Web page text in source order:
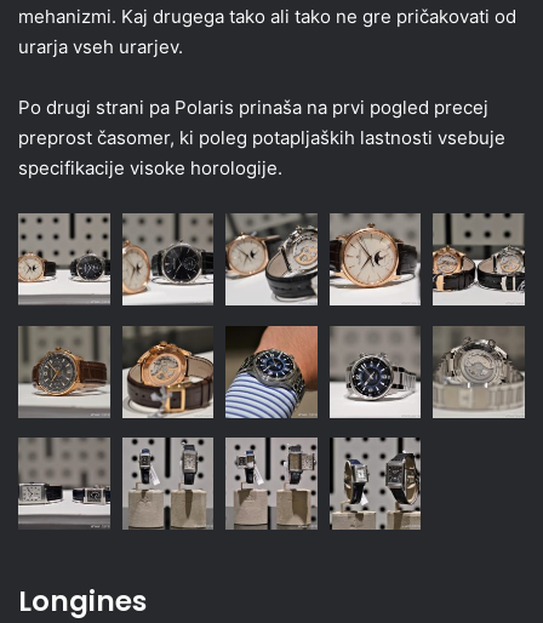
mehanizmi. Kaj drugega tako ali tako ne gre pričakovati od
urarja vseh urarjev.
Po drugi strani pa Polaris prinaša na prvi pogled precej
preprost časomer, ki poleg potapljaških lastnosti vsebuje
specifikacije visoke horologije.
Longines